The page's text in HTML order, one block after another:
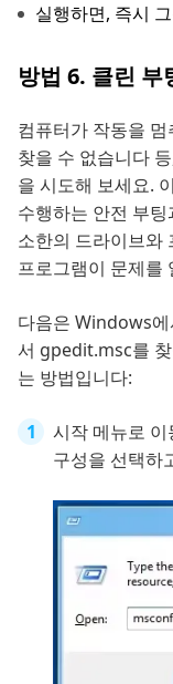
실행하면, 즉시
방법 6. 클린 부
컴퓨터가 작동을
찾을 수 없습니다
을 시도해 보세요.
수행하는 안전 부
소한의 드라이브와
프로그램이 문제를
다음은 Windows
서 gpedit.msc를
는 방법입니다:
시작 메뉴로
구성을 선택하